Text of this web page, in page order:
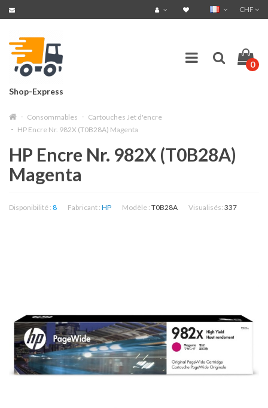
CHF
Shop-Express
0
Consommables
Cartouches Jet d'encre
HP Encre Nr. 982X (T0B28A) Magenta
HP Encre Nr. 982X (T0B28A)
Magenta
Disponibilité : 8 Fabricant : HP Modèle : T0B28A Visualisés: 337